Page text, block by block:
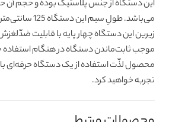
می‌باشد. طولِ سیم
زیرین این دستگاه چهار پایه‌ با قابلیت
موجب ثابت‌ماندن دستگاه در هنگام استفاده
محصول لذّت استفاده از یک دستگاه حرفه‌ای با
تجربه خواهید کرد.